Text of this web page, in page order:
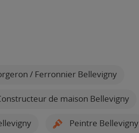
/ Ferronnier Bellevigny
de maison Bellevigny
Peintre Bellevigny